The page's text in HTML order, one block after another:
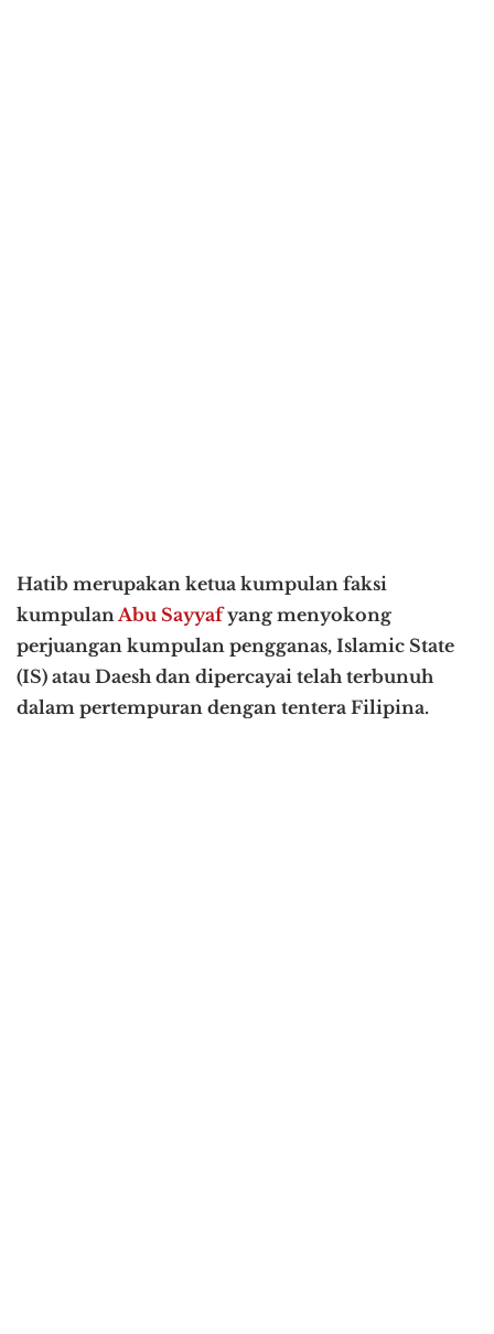
Hatib merupakan ketua kumpulan faksi
kumpulanAbu Sayyafyang menyokong
perjuangan kumpulan pengganas, Islamic State
(IS) atau Daesh dan dipercayai telah terbunuh
dalam pertempuran dengan tentera Filipina.